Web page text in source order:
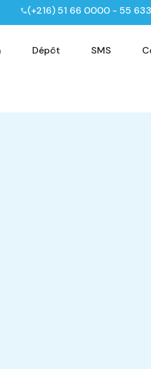
(+216) 51 66 0000 - 55
Dépôt SMS